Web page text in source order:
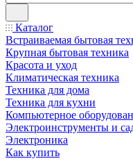
Каталог
Встраиваемая бытовая
Крупная бытовая техника
Красота и уход
Климатическая техника
Техника для дома
Техника для кухни
Компьютерное
Электроинструменты и
Электроника
Как купить